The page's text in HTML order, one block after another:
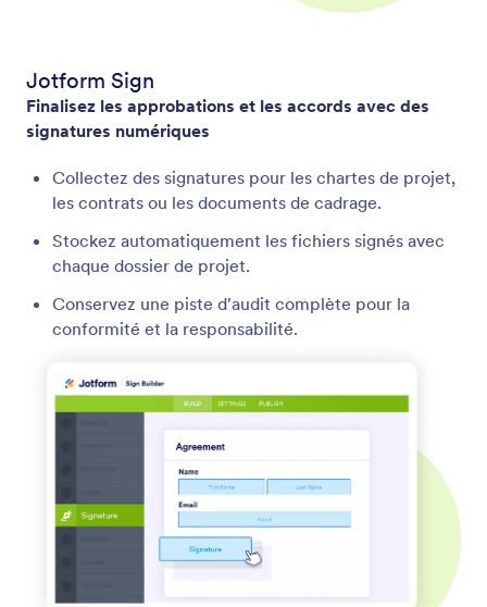
Jotform Sign
Finalisez les approbations et les accords avec des
signatures numériques
Collectez des signatures pour les chartes de projet,
les contrats ou les documents de cadrage.
Stockez automatiquement les fichiers signés avec
chaque dossier de projet.
Conservez une piste d'audit complète pour la
conformité et la responsabilité.